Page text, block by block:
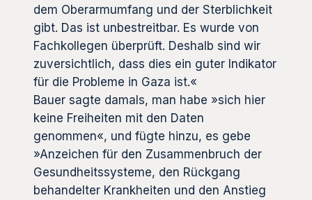
dem Oberarmumfang und der Sterblichkeit
gibt. Das ist unbestreitbar. Es wurde von
Fachkollegen überprüft. Deshalb sind wir
zuversichtlich, dass dies ein guter Indikator
für die Probleme in Gaza ist.«
Bauer sagte damals, man habe »sich hier
keine Freiheiten mit den Daten
genommen«, und fügte hinzu, es gebe
»Anzeichen für den Zusammenbruch der
Gesundheitssysteme, den Rückgang
behandelter Krankheiten und den Anstieg